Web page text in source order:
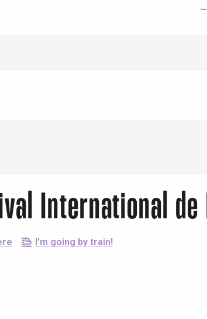
—
International de
I'm going by train!